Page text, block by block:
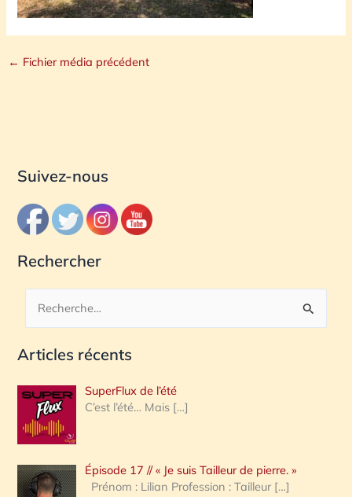
← Fichier média précédent
Suivez-nous
Rechercher
c
e
r
c
h
e
Articles récents
SuperFlux de l’été
C’est l’été… Mais […]
Épisode 17 // « Je suis Tailleur de pierre. »
Prénom : Lilian Profession : Tailleur […]